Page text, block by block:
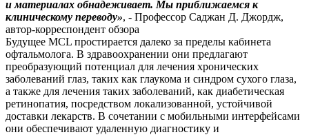
и материалах обнадеживает. Мы приближаемся к
клиническому переводу», - Профессор Саджан Д. Джордж,
автор-корреспондент обзора
Будущее MCL простирается далеко за пределы кабинета
офтальмолога. В здравоохранении они предлагают
преобразующий потенциал для лечения хронических
заболеваний глаз, таких как глаукома и синдром сухого глаза,
а также для лечения таких заболеваний, как диабетическая
ретинопатия, посредством локализованной, устойчивой
доставки лекарств. В сочетании с мобильными интерфейсами
они обеспечивают удаленную диагностику и